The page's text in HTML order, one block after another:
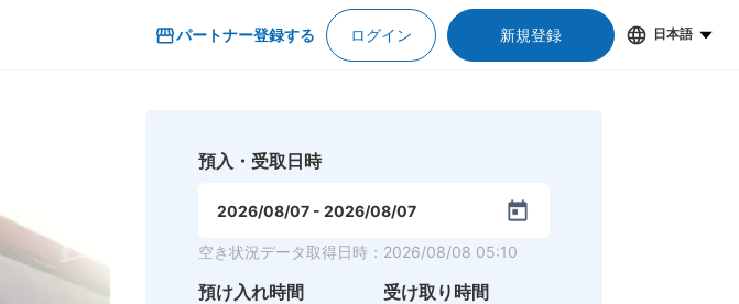
パートナー登録する ログイン 新規登録 日本語
預入・受取日時
2026/08/07 - 2026/08/07
空き状況データ取得日時 ： 2026/08/08 05:10
預け入れ時間 受け取り時間